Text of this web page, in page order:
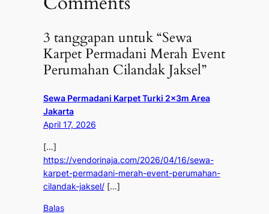
3 tanggapan untuk “Sewa
Karpet Permadani Merah Event
Perumahan Cilandak Jaksel”
Sewa Permadani Karpet Turki 2x3m Area
Jakarta
April 17, 2026
[…]
https://vendorinaja.com/2026/04/16/sewa-
karpet-permadani-merah-event-perumahan-
cilandak-jaksel/[…]
Balas